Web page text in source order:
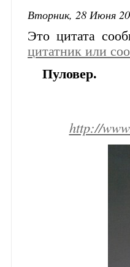
Вторник, 28 Июня
Это цитата
цитатник или
Пуловер.
http://